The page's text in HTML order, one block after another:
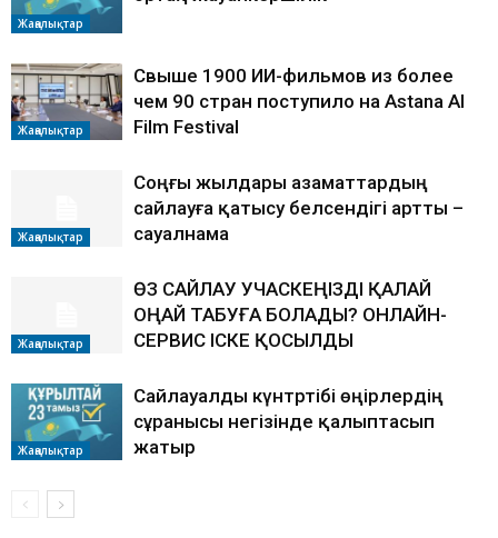
Жаңалықтар
Жаңалықтар
Свыше 1900 ИИ-фильмов из более
чем 90 стран поступило на Astana AI
Film Festival
Жаңалықтар
Соңғы жылдары азаматтардың
сайлауға қатысу белсендігі артты –
сауалнама
Жаңалықтар
ӨЗ САЙЛАУ УЧАСКЕҢІЗДІ ҚАЛАЙ
ОҢАЙ ТАБУҒА БОЛАДЫ? ОНЛАЙН-
СЕРВИС ІСКЕ ҚОСЫЛДЫ
Жаңалықтар
Сайлауалды күнтәртібі өңірлердің
сұранысы негізінде қалыптасып
жатыр